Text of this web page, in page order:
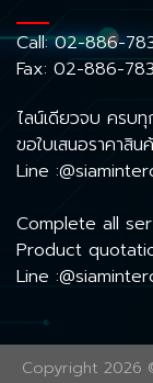
Call:02-886-
Fax: 02-886-
ไลน์เดียวจบ ครบ
ขอใบเสนอราคาสิน
Line
Complete all
Product
Line
Copyright 2026